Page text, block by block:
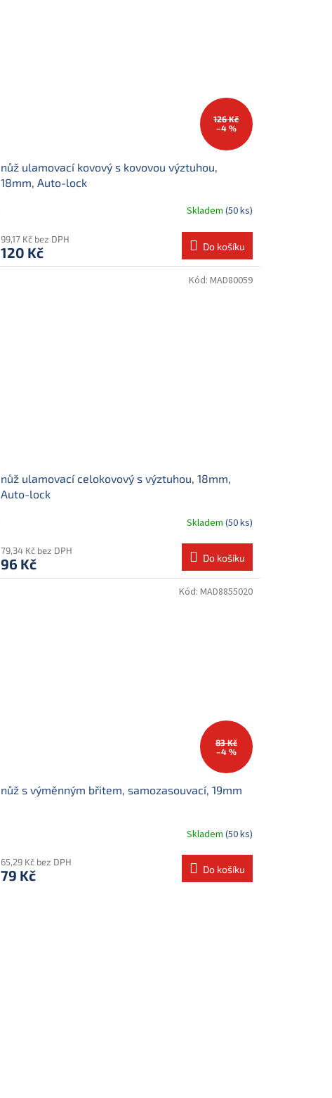
126 Kč
–4 %
nůž ulamovací kovový s kovovou výztuhou,
18mm, Auto-lock
Skladem (50 ks)
99,17 Kč bez DPH
120 Kč Do košíku
nůž ulamovací celokovový s výztuhou, 18mm,
Auto-lock
Skladem (50 ks)
79,34 Kč bez DPH
96 Kč Do košíku
Kód: MAD80059
83 Kč
–4 %
nůž s výměnným břitem, samozasouvací, 19mm
Skladem (50 ks)
65,29 Kč bez DPH
79 Kč Do košíku
Kód: MAD8855020